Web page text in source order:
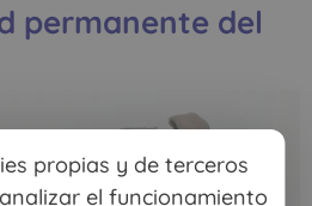
propias y de terceros
el funcionamiento
permanente del